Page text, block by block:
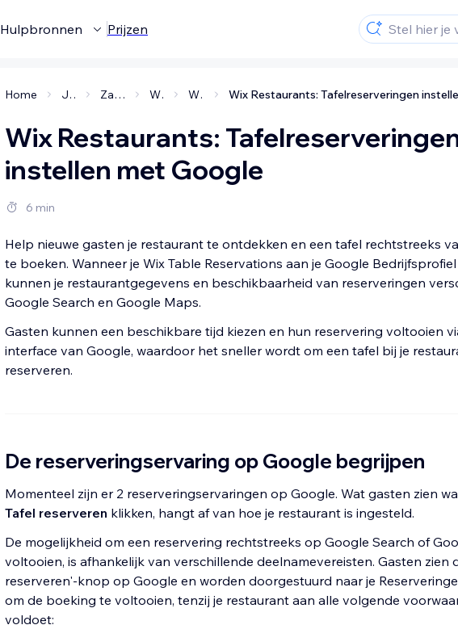
Hulpbronnen Prijzen
Home Je bedrijf beheren Zakelijke oplossingen en apps Wix Restaurants Wix Table Reservations
Wix Restaurants:
instellen met Google
6 min
Help nieuwe gasten je restaurant te ontdekken en een tafel rechtstreeks
te boeken. Wanneer je Wix Table Reservations aan je Google
kunnen je restaurantgegevens en beschikbaarheid van reserveringen
Google Search en Google Maps.
Gasten kunnen een beschikbare tijd kiezen en hun reservering voltooien
interface van Google, waardoor het sneller wordt om een tafel bij je
reserveren.
De reserveringservaring op Google begrijpen
Momenteel zijn er 2 reserveringservaringen op Google. Wat gasten zien
Tafel reserveren klikken, hangt af van hoe je restaurant is ingesteld.
De mogelijkheid om een reservering rechtstreeks op Google Search of
voltooien, is afhankelijk van verschillende deelnamevereisten. Gasten zien
reserveren'-knop op Google en worden doorgestuurd naar je
om de boeking te voltooien, tenzij je restaurant aan alle volgende
voldoet: